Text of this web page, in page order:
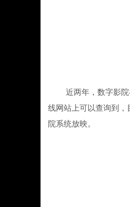
近两年，数字影院在
线网站上可以查询到
院系统放映。